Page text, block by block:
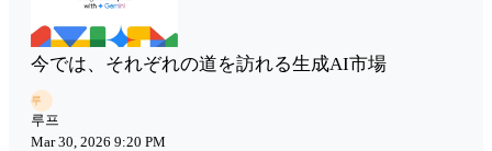
今では、それぞれの道を訪れる生成AI市場
루
루프
Mar 30, 2026 9:20 PM